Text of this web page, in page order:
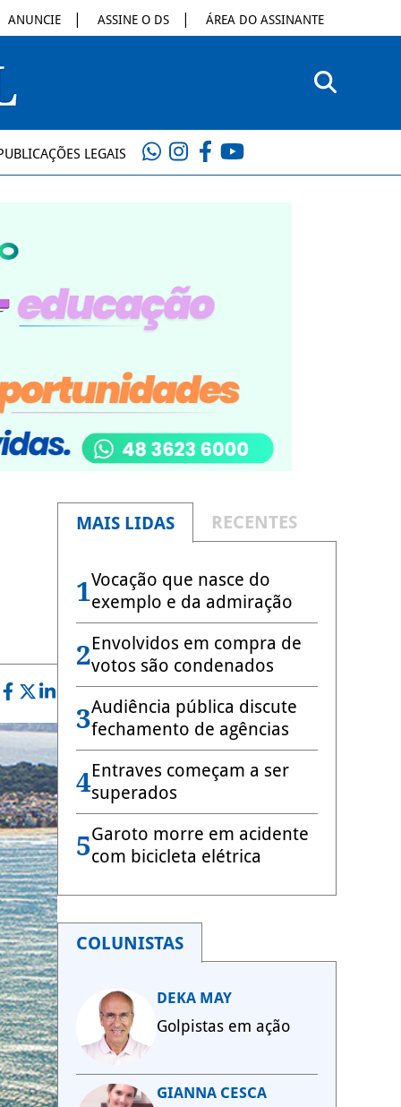
ANUNCIE ASSINE O DS ÁREA DO ASSINANTE
LEGAIS
MAIS LIDAS RECENTES
1Vocação que nasce do
exemplo e da admiração
2Envolvidos em compra de
votos são condenados
3Audiência pública discute
fechamento de agências
4Entraves começam a ser
superados
5Garoto morre em acidente
com bicicleta elétrica
COLUNISTAS
DEKA MAY
Golpistas em ação
GIANNA CESCA